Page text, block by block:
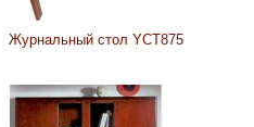
Журнальный стол YCT875